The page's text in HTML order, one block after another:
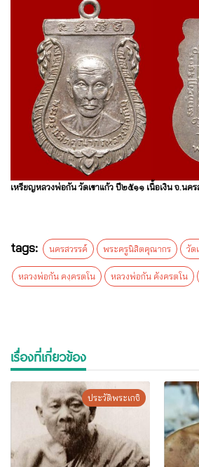
เหรียญหลวงพ่อกัน วัดเขาแก้ว ปี๒๕๑๑ เนื้อเงิน จ.นคร
tags: นครสวรรค์ พระครูนิสิตคุณากร วัด
หลวงพ่อกัน คงฺครตโน หลวงพ่อกัน คังครตโน
เรื่องที่เกี่ยวข้อง
ประวัติพระเกจิ